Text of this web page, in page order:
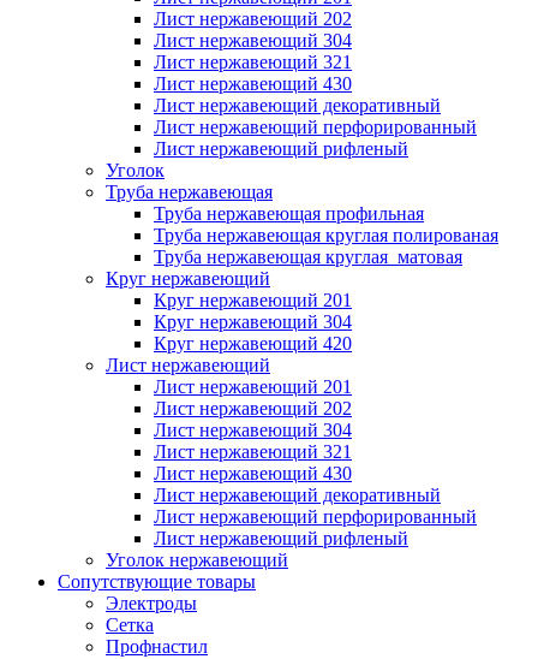
Лист нержавеющий 202
Лист нержавеющий 304
Лист нержавеющий 321
Лист нержавеющий 430
Лист нержавеющий декоративный
Лист нержавеющий перфорированный
Лист нержавеющий рифленый
Уголок
Труба нержавеющая
Труба нержавеющая профильная
Труба нержавеющая круглая полированая
Труба нержавеющая круглая матовая
Круг нержавеющий
Круг нержавеющий 201
Круг нержавеющий 304
Круг нержавеющий 420
Лист нержавеющий
Лист нержавеющий 201
Лист нержавеющий 202
Лист нержавеющий 304
Лист нержавеющий 321
Лист нержавеющий 430
Лист нержавеющий декоративный
Лист нержавеющий перфорированный
Лист нержавеющий рифленый
Уголок нержавеющий
Cопутствующие товары
Электроды
Сетка
Профнастил